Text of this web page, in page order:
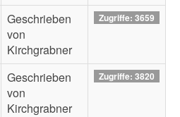
Geschrieben
von
Kirchgrabner
Zugriffe: 3659
Geschrieben
von
Kirchgrabner
Zugriffe: 3820